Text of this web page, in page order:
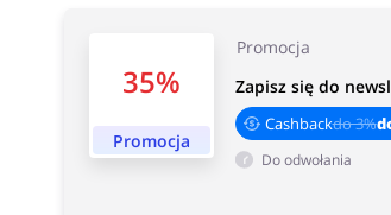
35%
Promocja
Promocja
Zapisz się do
Cashbackdo 3%
Do odwołania